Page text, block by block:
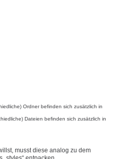
Ordner befinden sich zusätzlich in
Dateien befinden sich zusätzlich in
musst diese analog zu dem